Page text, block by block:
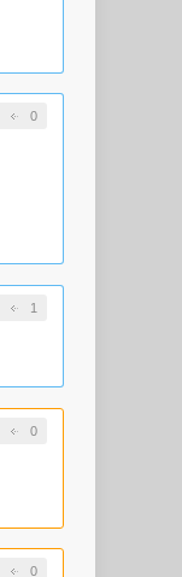
0
1
0
0